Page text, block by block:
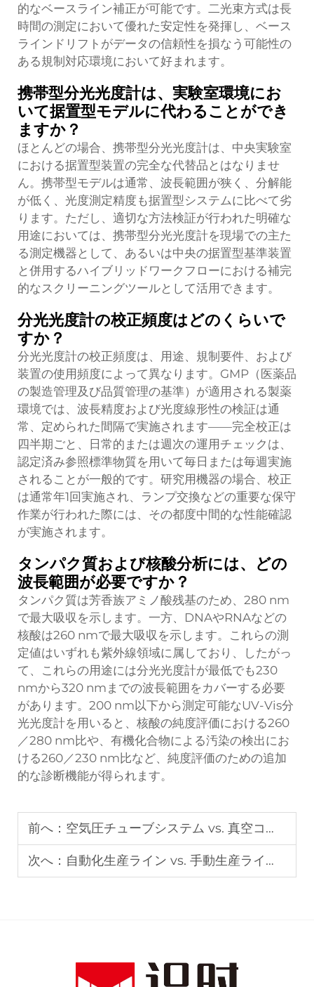
的なベースライン補正が可能です。二光束方式は長
時間の測定において優れた安定性を発揮し、ベース
ラインドリフトがデータの信頼性を損なう可能性の
ある規制対応環境において好まれます。
携帯型分光光度計は、実験室環境にお
いて据置型モデルに代わることができ
ますか？
ほとんどの場合、携帯型分光光度計は、中央実験室
における据置型装置の完全な代替品とはなりませ
ん。携帯型モデルは通常、波長範囲が狭く、分解能
が低く、光度測定精度も据置型システムに比べて劣
ります。ただし、適切な方法検証が行われた明確な
用途においては、携帯型分光光度計を現場での主た
る測定機器として、あるいは中央の据置型基準装置
と併用するハイブリッドワークフローにおける補完
的なスクリーニングツールとして活用できます。
分光光度計の校正頻度はどのくらいで
すか？
分光光度計の校正頻度は、用途、規制要件、および
装置の使用頻度によって異なります。GMP（医薬品
の製造管理及び品質管理の基準）が適用される製薬
環境では、波長精度および光度線形性の検証は通
常、定められた間隔で実施されます——完全校正は
四半期ごと、日常的または週次の運用チェックは、
認定済み参照標準物質を用いて毎日または毎週実施
されることが一般的です。研究用機器の場合、校正
は通常年1回実施され、ランプ交換などの重要な保守
作業が行われた際には、その都度中間的な性能確認
が実施されます。
タンパク質および核酸分析には、どの
波長範囲が必要ですか？
タンパク質は芳香族アミノ酸残基のため、280 nm
で最大吸収を示します。一方、DNAやRNAなどの
核酸は260 nmで最大吸収を示します。これらの測
定値はいずれも紫外線領域に属しており、したがっ
て、これらの用途には分光光度計が最低でも230
nmから320 nmまでの波長範囲をカバーする必要
があります。200 nm以下から測定可能なUV-Vis分
光光度計を用いると、核酸の純度評価における260
／280 nm比や、有機化合物による汚染の検出にお
ける260／230 nm比など、純度評価のための追加
的な診断機能が得られます。
前へ： 空気圧チューブシステム vs. 真空コンベア：工場における物資搬送をより高速に実現するのはどちらか？
次へ： 自動化生産ライン vs. 手動生産ライン：大量生産において、どちらがより高い投資収益率（ROI）を実現しますか？